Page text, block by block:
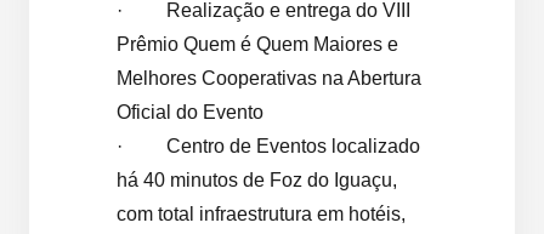
· Realização e entrega do VIII
Prêmio Quem é Quem Maiores e
Melhores Cooperativas na Abertura
Oficial do Evento
· Centro de Eventos localizado
há 40 minutos de Foz do Iguaçu,
com total infraestrutura em hotéis,